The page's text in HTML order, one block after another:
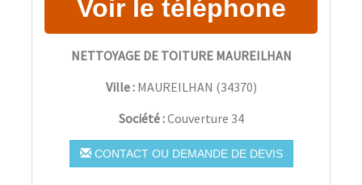
NETTOYAGE DE TOITURE MAUREILHAN
Ville : MAUREILHAN (34370)
Société :Couverture 34
CONTACT OU DEMANDE DE DEVIS